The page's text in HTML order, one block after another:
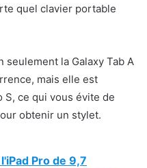
quel clavier portable
la Galaxy Tab A
mais elle est
ce qui vous évite de
obtenir un stylet.
Pro de 9,7